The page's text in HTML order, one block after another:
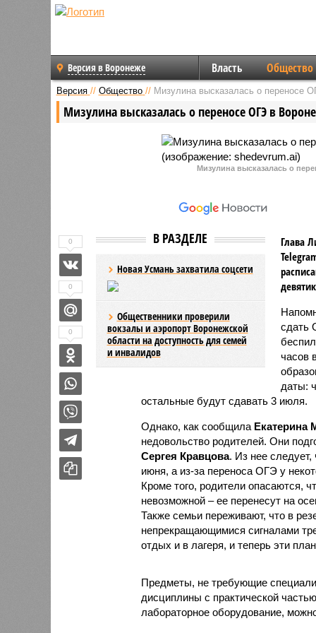
Версия в Воронеже Власть Общество
Версия // Общество // Мизулина высказалась о переносе
Мизулина высказалась о переносе ОГЭ в
Мизулина высказалась о
В РАЗДЕЛЕ
Новая Усмань захватила соцсети
Общественники проверили
вокзалы и аэропорт Воронежской
области на доступность для семей
и инвалидов
Глава
сдать
часов
даты:
остальные будут сдавать 3 июля.
Однако, как сообщила Екатерина
недовольство родителей. Они
Сергея Кравцова. Из нее следует,
июня, а из-за переноса ОГЭ у
Кроме того, родители опасаются,
невозможной – ее перенесут на
Также семьи переживают, что в
непрекращающимися сигналами
отдых и в лагеря, и теперь эти
Предметы, не требующие
дисциплины с практической
лабораторное оборудование,
0
0
0